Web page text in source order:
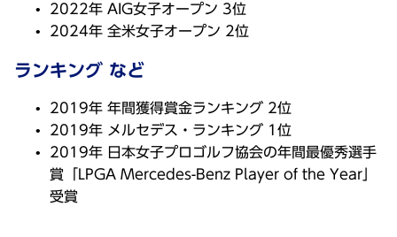
2022年 AIG女子オープン 3位
2024年 全米女子オープン 2位
ランキング など
2019年 年間獲得賞金ランキング 2位
2019年 メルセデス・ランキング 1位
2019年 日本女子プロゴルフ協会の年間最優秀選手
賞「LPGA Mercedes-Benz Player of the Year」
受賞